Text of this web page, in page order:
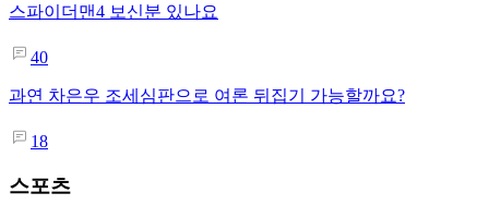
스파이더맨4 보신분 있나요
40
과연 차은우 조세심판으로 여론 뒤집기 가능할까요?
18
스포츠